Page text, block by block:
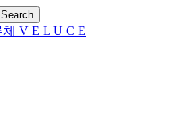
Search